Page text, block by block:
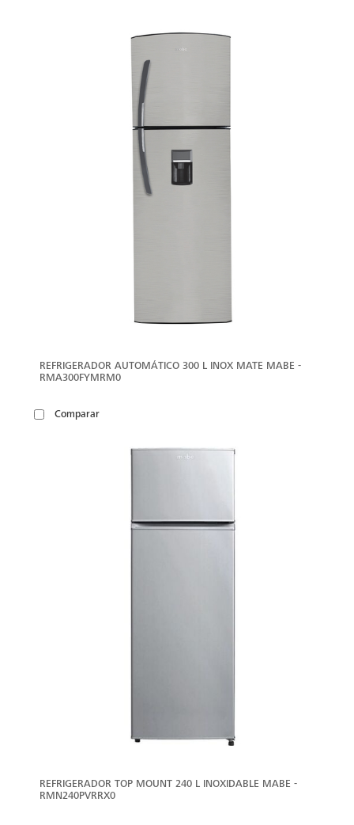
REFRIGERADOR AUTOMÁTICO 300 L INOX MATE MABE -
RMA300FYMRM0
Comparar
REFRIGERADOR TOP MOUNT 240 L INOXIDABLE MABE -
RMN240PVRRX0